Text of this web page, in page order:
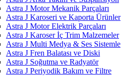
Astra J Motor Mekanik Parçaları
Astra J Karoseri ve Kaporta Ürünler
Astra J Motor Elektrik Parçaları
Astra J Karoser İç Trim Malzemeler
Astra J Multi Medya & Ses Sistemle
Astra J Fren Balatası ve Diski
Astra J Soğutma ve Radyatör
Astra J Periyodik Bakım ve Filtre